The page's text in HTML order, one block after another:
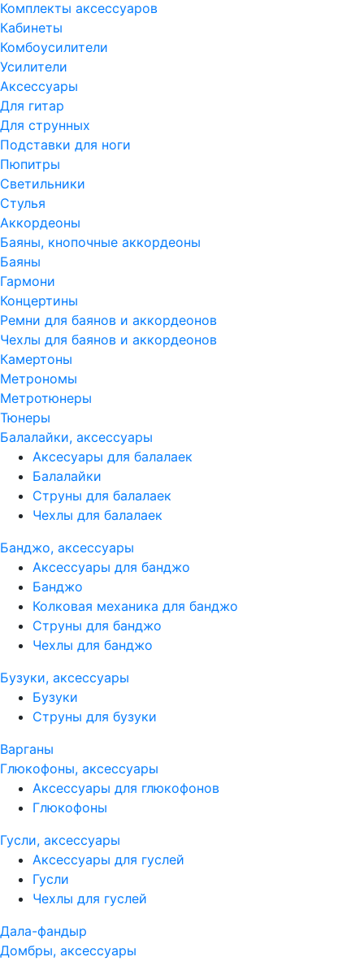
Комплекты аксессуаров
Кабинеты
Комбоусилители
Усилители
Аксессуары
Для гитар
Для струнных
Подставки для ноги
Пюпитры
Светильники
Стулья
Аккордеоны
Баяны, кнопочные аккордеоны
Баяны
Гармони
Концертины
Ремни для баянов и аккордеонов
Чехлы для баянов и аккордеонов
Камертоны
Метрономы
Метротюнеры
Тюнеры
Балалайки, аксессуары
Аксесуары для балалаек
Балалайки
Струны для балалаек
Чехлы для балалаек
Банджо, аксессуары
Аксессуары для банджо
Банджо
Колковая механика для банджо
Струны для банджо
Чехлы для банджо
Бузуки, аксессуары
Бузуки
Струны для бузуки
Варганы
Глюкофоны, аксессуары
Аксессуары для глюкофонов
Глюкофоны
Гусли, аксессуары
Аксессуары для гуслей
Гусли
Чехлы для гуслей
Дала-фандыр
Домбры, аксессуары